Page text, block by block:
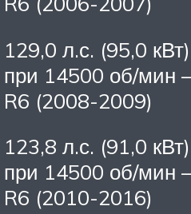
129,0 л.с. (95,0 кВт)
при 14500 об/мин –
R6 (2008-2009)
123,8 л.с. (91,0 кВт)
при 14500 об/мин –
R6 (2010-2016)